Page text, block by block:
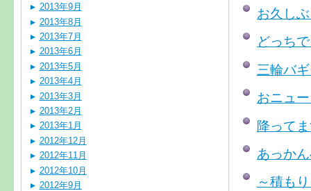
お久し
どっち
三輪バ
おニュ
降って
あっか
～積も
2013年9月
2013年8月
2013年7月
2013年6月
2013年5月
2013年4月
2013年3月
2013年2月
2013年1月
2012年12月
2012年11月
2012年10月
2012年9月